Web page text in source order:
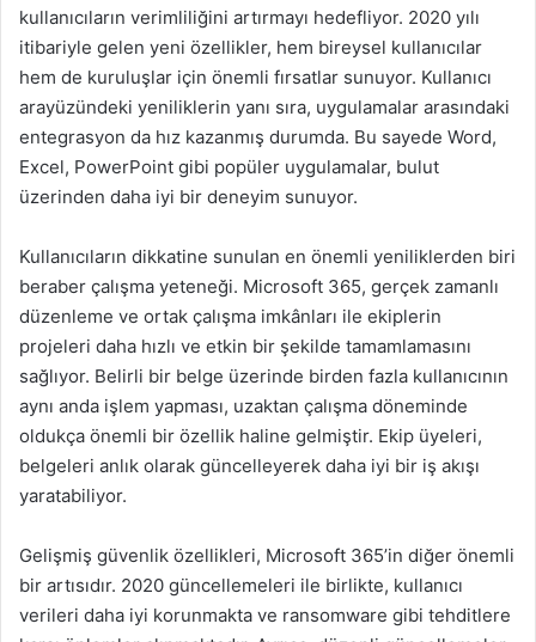
kullanıcıların verimliliğini artırmayı hedefliyor. 2020 yılı
itibariyle gelen yeni özellikler, hem bireysel kullanıcılar
hem de kuruluşlar için önemli fırsatlar sunuyor. Kullanıcı
arayüzündeki yeniliklerin yanı sıra, uygulamalar arasındaki
entegrasyon da hız kazanmış durumda. Bu sayede Word,
Excel, PowerPoint gibi popüler uygulamalar, bulut
üzerinden daha iyi bir deneyim sunuyor.
Kullanıcıların dikkatine sunulan en önemli yeniliklerden biri
beraber çalışma yeteneği. Microsoft 365, gerçek zamanlı
düzenleme ve ortak çalışma imkânları ile ekiplerin
projeleri daha hızlı ve etkin bir şekilde tamamlamasını
sağlıyor. Belirli bir belge üzerinde birden fazla kullanıcının
aynı anda işlem yapması, uzaktan çalışma döneminde
oldukça önemli bir özellik haline gelmiştir. Ekip üyeleri,
belgeleri anlık olarak güncelleyerek daha iyi bir iş akışı
yaratabiliyor.
Gelişmiş güvenlik özellikleri, Microsoft 365’in diğer önemli
bir artısıdır. 2020 güncellemeleri ile birlikte, kullanıcı
verileri daha iyi korunmakta ve ransomware gibi tehditlere